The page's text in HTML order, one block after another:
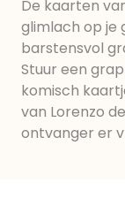
De kaarten
glimlach op je
barstensvol
Stuur een
komisch
van Lorenzo
ontvanger er